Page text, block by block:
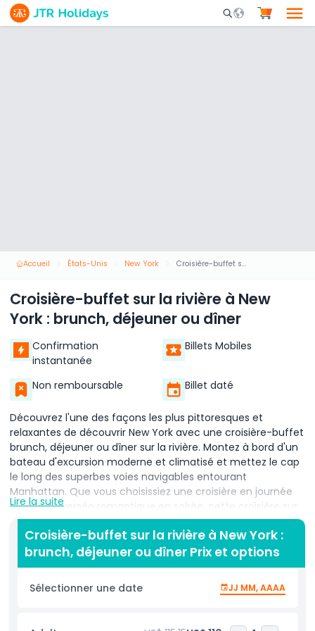
Mobile Search
Accueil États-Unis New York Croisière-buffet sur la rivière à New York : brunch, déjeuner ou dîner
Croisière-buffet sur la rivière à New
York : brunch, déjeuner ou dîner
Confirmation
instantanée
Billets Mobiles
Non remboursable Billet daté
Découvrez l'une des façons les plus pittoresques et
relaxantes de découvrir New York avec une croisière-buffet
brunch, déjeuner ou dîner sur la rivière. Montez à bord d'un
bateau d'excursion moderne et climatisé et mettez le cap
le long des superbes voies navigables entourant
Manhattan. Que vous choisissiez une croisière en journée
ou une traversée romantique en soirée, cette croisière sur
la rivière de New York offre des vues panoramiques sur les
sites les plus emblématiques de la ville, notamment la
Statue de la Liberté, le pont de Brooklyn, l'Empire State
Building et le One World Trade Center. Pendant votre
croisière, dégustez un buffet fraîchement préparé adapté
à l'horaire choisi — brunch, déjeuner ou dîner —
desserts et de boissons. Le vaste espace de restauration
Lire la suite
Croisière-buffet sur la rivière à New York :
brunch, déjeuner ou dîner Prix et options
Sélectionner une date JJ MM, AAAA